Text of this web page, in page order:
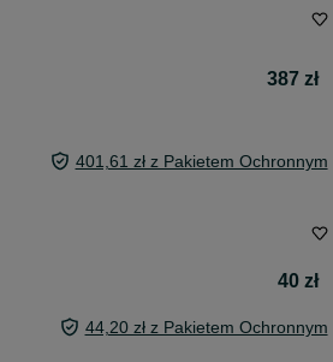
387 zł
401,61 zł z Pakietem Ochronnym
40 zł
44,20 zł z Pakietem Ochronnym